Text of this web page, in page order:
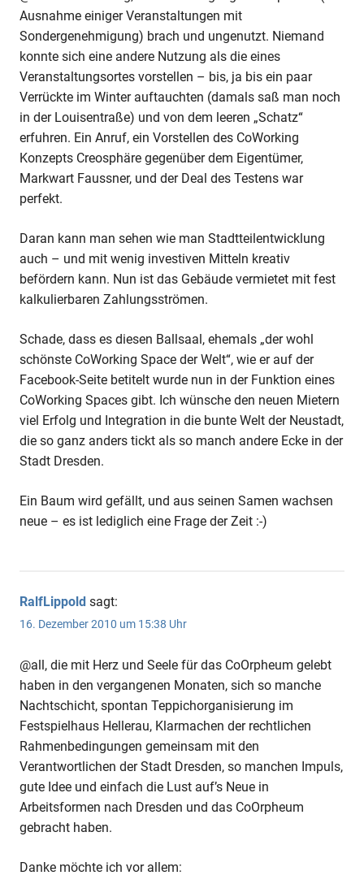
Ausnahme einiger Veranstaltungen mit
Sondergenehmigung) brach und ungenutzt. Niemand
konnte sich eine andere Nutzung als die eines
Veranstaltungsortes vorstellen – bis, ja bis ein paar
Verrückte im Winter auftauchten (damals saß man noch
in der Louisentraße) und von dem leeren „Schatz“
erfuhren. Ein Anruf, ein Vorstellen des CoWorking
Konzepts Creosphäre gegenüber dem Eigentümer,
Markwart Faussner, und der Deal des Testens war
perfekt.
Daran kann man sehen wie man Stadtteilentwicklung
auch – und mit wenig investiven Mitteln kreativ
befördern kann. Nun ist das Gebäude vermietet mit fest
kalkulierbaren Zahlungsströmen.
Schade, dass es diesen Ballsaal, ehemals „der wohl
schönste CoWorking Space der Welt“, wie er auf der
Facebook-Seite betitelt wurde nun in der Funktion eines
CoWorking Spaces gibt. Ich wünsche den neuen Mietern
viel Erfolg und Integration in die bunte Welt der Neustadt,
die so ganz anders tickt als so manch andere Ecke in der
Stadt Dresden.
Ein Baum wird gefällt, und aus seinen Samen wachsen
neue – es ist lediglich eine Frage der Zeit :-)
RalfLippold sagt:
16. Dezember 2010 um 15:38 Uhr
@all, die mit Herz und Seele für das CoOrpheum gelebt
haben in den vergangenen Monaten, sich so manche
Nachtschicht, spontan Teppichorganisierung im
Festspielhaus Hellerau, Klarmachen der rechtlichen
Rahmenbedingungen gemeinsam mit den
Verantwortlichen der Stadt Dresden, so manchen Impuls,
gute Idee und einfach die Lust auf’s Neue in
Arbeitsformen nach Dresden und das CoOrpheum
gebracht haben.
Danke möchte ich vor allem: